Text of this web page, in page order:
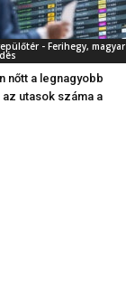
- Ferihegy, magyar
nőtt a legnagyobb
utasok száma a